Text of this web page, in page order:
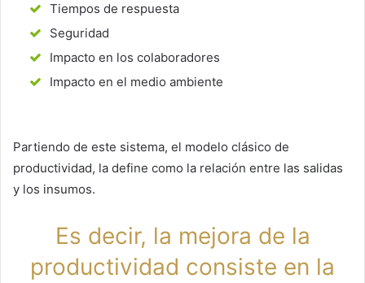
Tiempos de respuesta
Seguridad
Impacto en los colaboradores
Impacto en el medio ambiente
Partiendo de este sistema, el modelo clásico de
productividad, la define como la relación entre las salidas
y los insumos.
Es decir, la mejora de la
productividad consiste en la